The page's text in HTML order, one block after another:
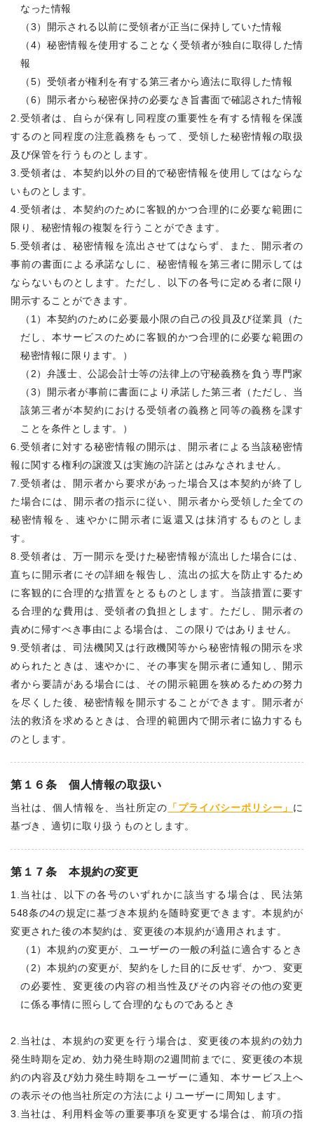
なった情報
（3）開示される以前に受領者が正当に保持していた情報
（4）秘密情報を使用することなく受領者が独自に取得した情
報
（5）受領者が権利を有する第三者から適法に取得した情報
（6）開示者から秘密保持の必要なき旨書面で確認された情報
2.受領者は、自らが保有し同程度の重要性を有する情報を保護
するのと同程度の注意義務をもって、受領した秘密情報の取扱
及び保管を行うものとします。
3.受領者は、本契約以外の目的で秘密情報を使用してはならな
いものとします。
4.受領者は、本契約のために客観的かつ合理的に必要な範囲に
限り、秘密情報の複製を行うことができます。
5.受領者は、秘密情報を流出させてはならず、また、開示者の
事前の書面による承諾なしに、秘密情報を第三者に開示しては
ならないものとします。ただし、以下の各号に定める者に限り
開示することができます。
（1）本契約のために必要最小限の自己の役員及び従業員（た
だし、本サービスのために客観的かつ合理的に必要な範囲の
秘密情報に限ります。）
（2）弁護士、公認会計士等の法律上の守秘義務を負う専門家
（3）開示者が事前に書面により承諾した第三者（ただし、当
該第三者が本契約における受領者の義務と同等の義務を課す
ことを条件とします。）
6.受領者に対する秘密情報の開示は、開示者による当該秘密情
報に関する権利の譲渡又は実施の許諾とはみなされません。
7.受領者は、開示者から要求があった場合又は本契約が終了し
た場合には、開示者の指示に従い、開示者から受領した全ての
秘密情報を、速やかに開示者に返還又は抹消するものとしま
す。
8.受領者は、万一開示を受けた秘密情報が流出した場合には、
直ちに開示者にその詳細を報告し、流出の拡大を防止するため
に客観的に合理的な措置をとるものとします。当該措置に要す
る合理的な費用は、受領者の負担とします。ただし、開示者の
責めに帰すべき事由による場合は、この限りではありません。
9.受領者は、司法機関又は行政機関等から秘密情報の開示を求
められたときは、速やかに、その事実を開示者に通知し、開示
者から要請がある場合には、その開示範囲を狭めるための努力
を尽くした後、秘密情報を開示することができます。開示者が
法的救済を求めるときは、合理的範囲内で開示者に協力するも
のとします。
第１６条 個人情報の取扱い
当社は、個人情報を、当社所定の 「プライバシーポリシー」 に
基づき、適切に取り扱うものとします。
第１７条 本規約の変更
1.当社は、以下の各号のいずれかに該当する場合は、民法第
548条の4の規定に基づき本規約を随時変更できます。本規約が
変更された後の本契約は、変更後の本規約が適用されます。
（1）本規約の変更が、ユーザーの一般の利益に適合するとき
（2）本規約の変更が、契約をした目的に反せず、かつ、変更
の必要性、変更後の内容の相当性及びその内容その他の変更
に係る事情に照らして合理的なものであるとき
2.当社は、本規約の変更を行う場合は、変更後の本規約の効力
発生時期を定め、効力発生時期の2週間前までに、変更後の本規
約の内容及び効力発生時期をユーザーに通知、本サービス上へ
の表示その他当社所定の方法によりユーザーに周知します。
3.当社は、利用料金等の重要事項を変更する場合は、前項の指